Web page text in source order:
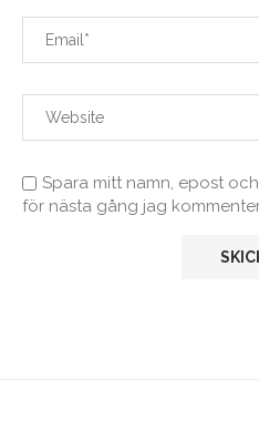
Spara mitt namn, epost
för nästa gång jag